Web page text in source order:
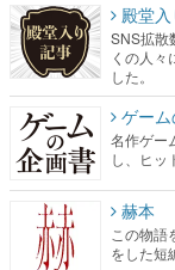
殿堂
SNS拡散
くの人々
した。
ゲー
名作ゲー
し、ヒッ
赫本
この物
をした短